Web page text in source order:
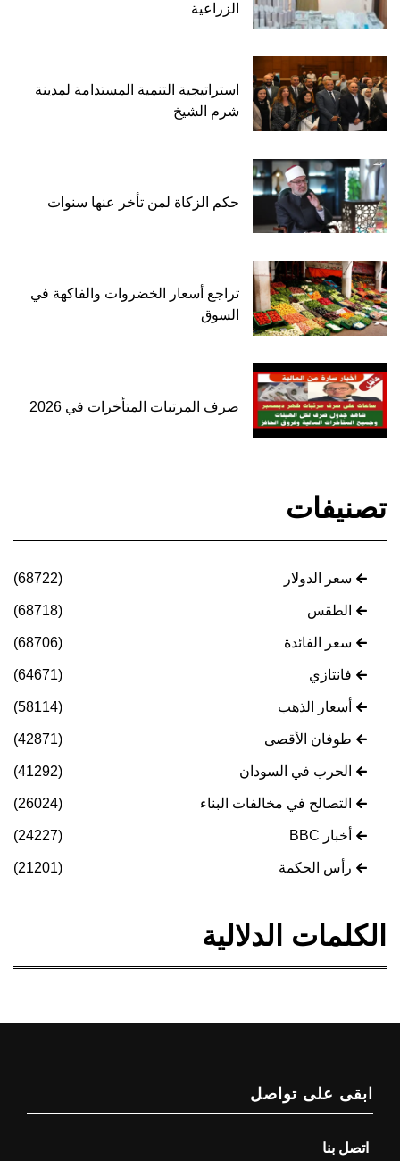
الزراعية
استراتيجية التنمية المستدامة لمدينة
شرم الشيخ
حكم الزكاة لمن تأخر عنها سنوات
تراجع أسعار الخضروات والفاكهة في
السوق
صرف المرتبات المتأخرات في 2026
تصنيفات
سعر الدولار (68722)
الطقس (68718)
سعر الفائدة (68706)
فانتازي (64671)
أسعار الذهب (58114)
طوفان الأقصى (42871)
الحرب في السودان (41292)
التصالح في مخالفات البناء (26024)
أخبار BBC (24227)
رأس الحكمة (21201)
الكلمات الدلالية
ابقى على تواصل
اتصل بنا